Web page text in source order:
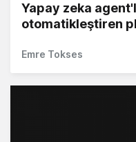
Yapay zeka
otomatikleştiren
Emre Tokses